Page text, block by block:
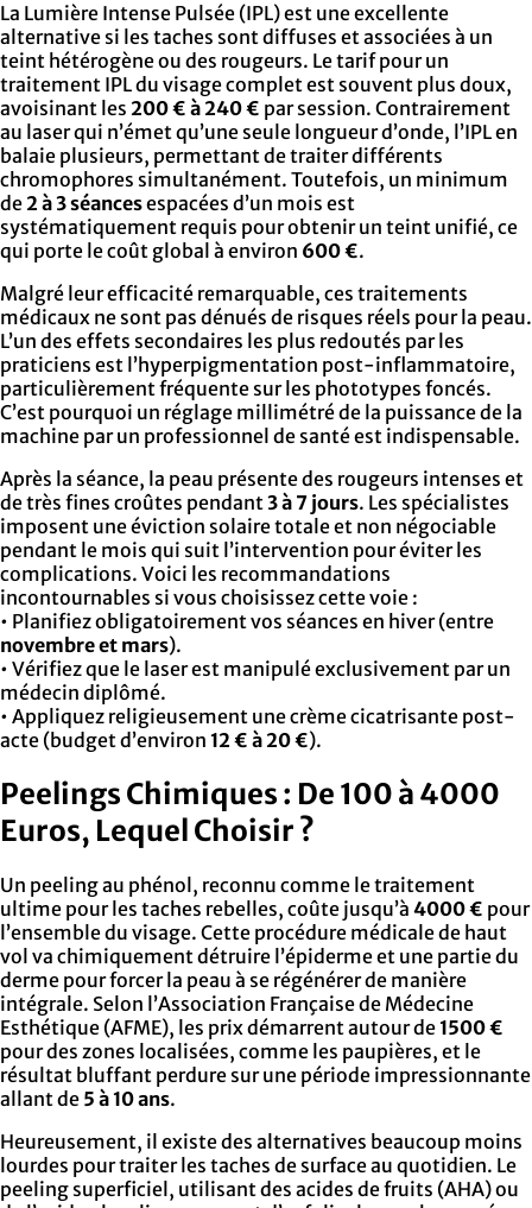
La Lumière Intense Pulsée (IPL) est une excellente
alternative si les taches sont diffuses et associées à un
teint hétérogène ou des rougeurs. Le tarif pour un
traitement IPL du visage complet est souvent plus doux,
avoisinant les 200 € à 240 € par session. Contrairement
au laser qui n’émet qu’une seule longueur d’onde, l’IPL en
balaie plusieurs, permettant de traiter différents
chromophores simultanément. Toutefois, un minimum
de 2 à 3 séancesespacées d’un mois est
systématiquement requis pour obtenir un teint unifié, ce
qui porte le coût global à environ 600 €.
Malgré leur efficacité remarquable, ces traitements
médicaux ne sont pas dénués de risques réels pour la peau.
L’un des effets secondaires les plus redoutés par les
praticiens est l’hyperpigmentation post-inflammatoire,
particulièrement fréquente sur les phototypes foncés.
C’est pourquoi un réglage millimétré de la puissance de la
machine par un professionnel de santé est indispensable.
Après la séance, la peau présente des rougeurs intenses et
de très fines croûtes pendant3 à 7 jours. Les spécialistes
imposent une éviction solaire totale et non négociable
pendant le mois qui suit l’intervention pour éviter les
complications. Voici les recommandations
incontournables si vous choisissez cette voie :
• Planifiez obligatoirement vos séances en hiver (entre
novembre et mars).
• Vérifiez que le laser est manipulé exclusivement par un
médecin diplômé.
• Appliquez religieusement une crème cicatrisante post-
acte (budget d’environ 12 € à 20 €).
Peelings Chimiques : De 100 à 4000
Euros, Lequel Choisir ?
Un peeling au phénol, reconnu comme le traitement
ultime pour les taches rebelles, coûte jusqu’à 4000 € pour
l’ensemble du visage. Cette procédure médicale de haut
vol va chimiquement détruire l’épiderme et une partie du
derme pour forcer la peau à se régénérer de manière
intégrale. Selon l’Association Française de Médecine
Esthétique (AFME), les prix démarrent autour de 1500 €
pour des zones localisées, comme les paupières, et le
résultat bluffant perdure sur une période impressionnante
allant de 5 à 10 ans.
Heureusement, il existe des alternatives beaucoup moins
lourdes pour traiter les taches de surface au quotidien. Le
peeling superficiel, utilisant des acides de fruits (AHA) ou